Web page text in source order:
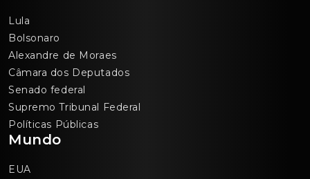
Lula
Bolsonaro
Alexandre de Moraes
Câmara dos Deputados
Senado federal
Supremo Tribunal Federal
Políticas Públicas
Mundo
EUA